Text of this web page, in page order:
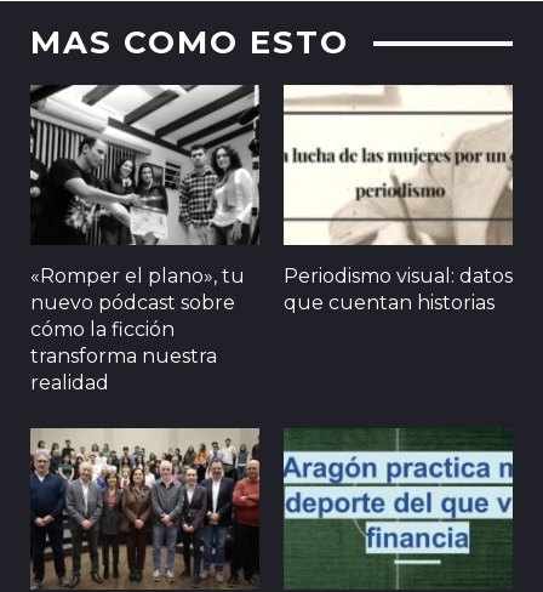
MAS COMO ESTO
«Romper el plano», tu
nuevo pódcast sobre
cómo la ficción
transforma nuestra
realidad
Periodismo visual: datos
que cuentan historias